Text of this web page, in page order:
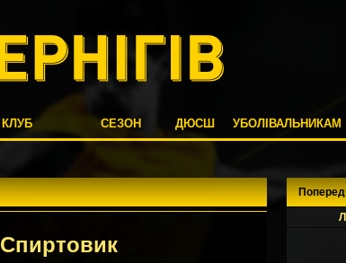
КЛУБ СЕЗОН ДЮСШ УБОЛІВАЛЬНИКАМ
Спиртовик